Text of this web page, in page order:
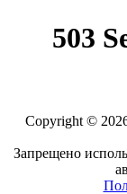
Copyright ©
Запрещено